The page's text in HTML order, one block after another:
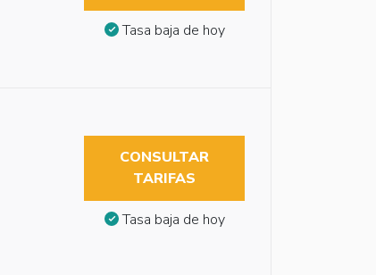
Tasa baja de hoy
CONSULTAR
TARIFAS
Tasa baja de hoy